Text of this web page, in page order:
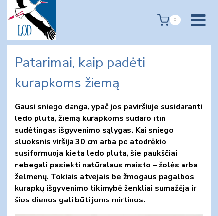
content
0
Patarimai, kaip padėti
kurapkoms žiemą
Gausi sniego danga, ypač jos paviršiuje susidaranti
ledo pluta, žiemą kurapkoms sudaro itin
sudėtingas išgyvenimo sąlygas. Kai sniego
sluoksnis viršija 30 cm arba po atodrėkio
susiformuoja kieta ledo pluta, šie paukščiai
nebegali pasiekti natūralaus maisto – žolės arba
želmenų. Tokiais atvejais be žmogaus pagalbos
kurapkų išgyvenimo tikimybė ženkliai sumažėja ir
šios dienos gali būti joms mirtinos.